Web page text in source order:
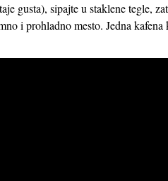
gusta), sipajte u staklene tegle,
i prohladno mesto. Jedna